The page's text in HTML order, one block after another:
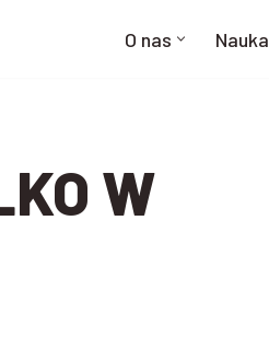
O nas Nauka
W